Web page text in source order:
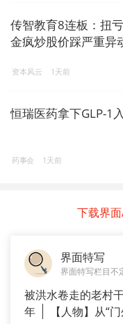
传智教育8连板：扭
金疯炒股价踩严重异
资本风云 1天前
恒瑞医药拿下GLP-1
药事会 1天前
下载界
界面特写
界面特写栏目不
被洪水卷走的老村
年
【人物】从“